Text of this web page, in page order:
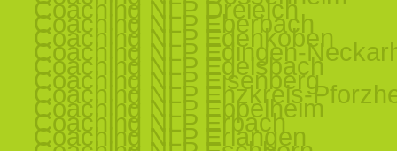
Coaching NLP Dreieich
Coaching NLP Eberbach
Coaching NLP Edenkoben
Coaching NLP Edingen-
Coaching NLP Egelsbach
Coaching NLP Eisenberg
Coaching NLP Enzkreis-
Coaching NLP Eppelheim
Coaching NLP Erbach
Coaching NLP Erlangen